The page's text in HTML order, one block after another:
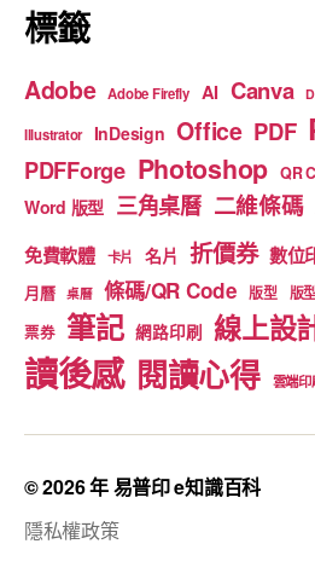
標籤
Adobe Adobe Firefly AI Canva
Illustrator InDesign Office PDF
PDFForge Photoshop QR
Word 版型 三角桌曆 二維條碼
免費軟體 卡片 名片 折價券 數位
月曆 桌曆 條碼/QR Code 版型 版
票券 筆記 網路印刷 線上設
讀後感 閱讀心得 雲端印
© 2026 年易普印 e知識百科
隱私權政策